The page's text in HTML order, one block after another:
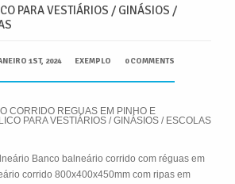
PARA VESTIÁRIOS / GINÁSIOS /
1ST, 2024 EXEMPLO 0 COMMENTS
Banco balneário corrido com réguas em
corrido 800x400x450mm com ripas em